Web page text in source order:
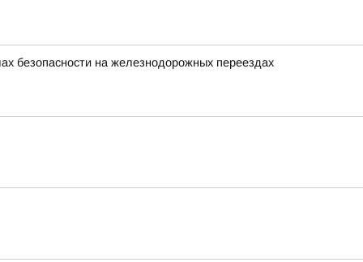
безопасности на железнодорожных переездах